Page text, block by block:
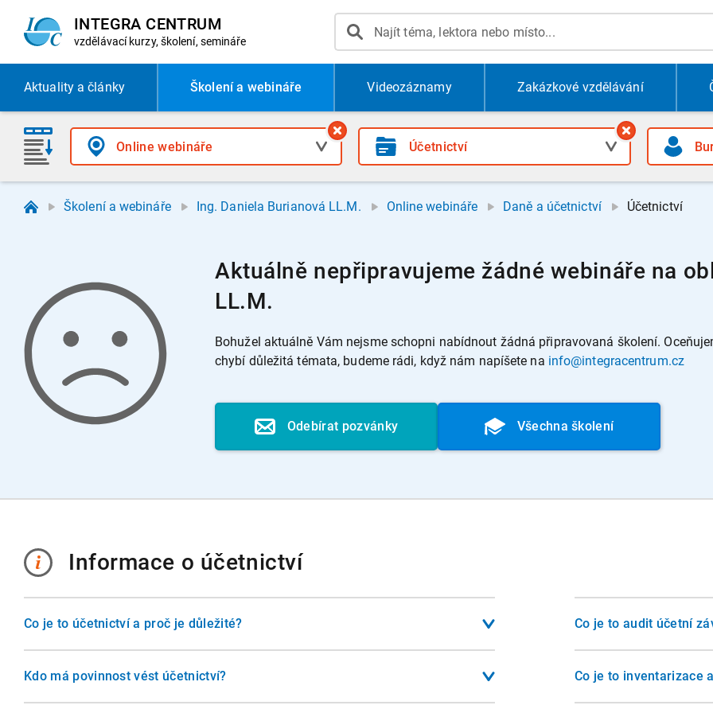
INTEGRA CENTRUM
vzdělávací kurzy, školení, semináře
Aktualitya články Školení a webináře Videozáznamy Zakázkové vzdělávání
Školení a webináře Ing. Daniela Burianová LL.M. Online webináře Daně a účetnictví Účetnictví
Aktuálně nepřipravujeme žádné webináře na
LL.M.
Bohužel aktuálně Vám nejsme schopni nabídnout žádná připravovaná školení.
chybí důležitá témata, budeme rádi, když nám napíšete na info@integracentrum.cz
Odebírat pozvánky Všechna školení
Informace o účetnictví
Co je to účetnictví a proč je důležité?
Účetnictví je systém evidence hospodářských operací, který slouží nejen
podnikateli, ale i státu, investorům a dalším subjektům. Poskytuje věrný a poctivý
Kdo má povinnost vést účetnictví?
Účetnictví musí vést všechny účetní jednotky, které stanoví zákon o účetnictví.
Co je to audit účetní
Audit je nezávislé
překročí dvě ze tří
Co je to inventarizace
Inventarizace je proces